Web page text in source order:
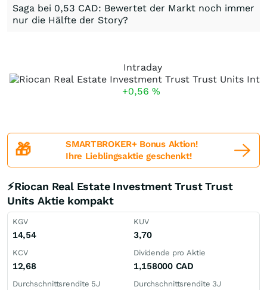
Saga bei 0,53 CAD: Bewertet der Markt noch immer
nur die Hälfte der Story?
Intraday
+0,56 %
🎁
SMARTBROKER+ Bonus Aktion!
Ihre Lieblingsaktie geschenkt!
⚡Riocan Real Estate Investment Trust Trust
Units Aktie kompakt
KGV
14,54
KUV
3,70
KCV
12,68
Dividende pro Aktie
1,158000 CAD
Durchschnittsrendite 5J Durchschnittsrendite 3J